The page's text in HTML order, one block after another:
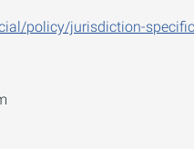
policy/jurisdiction-